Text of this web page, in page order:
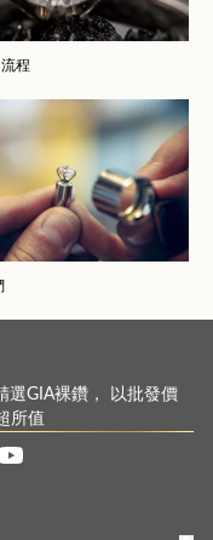
程
選GIA裸鑽， 以批發價
所值